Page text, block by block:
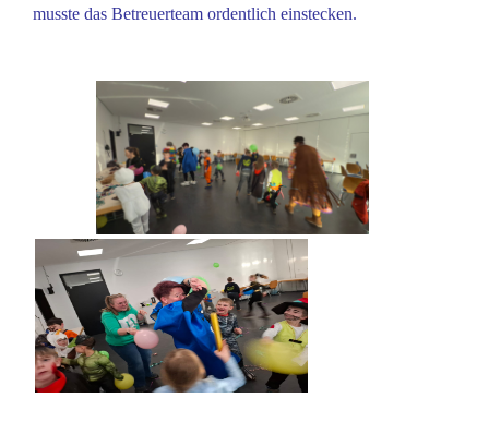
musste das Betreuerteam ordentlich einstecken.